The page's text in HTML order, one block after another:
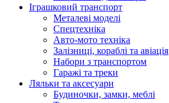
Іграшковий транспорт
Металеві моделі
Спецтехніка
Авто-мото техніка
Залізниці, кораблі та авіація
Набори з транспортом
Гаражі та треки
Ляльки та аксесуари
Будиночки, замки, меблі